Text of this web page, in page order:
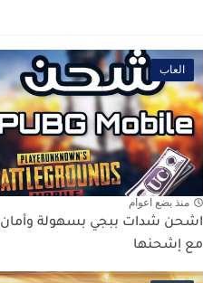
العاب
منذ بضع اعوام
اشحن شدات ببجي بسهولة وأمان
مع إشحنها